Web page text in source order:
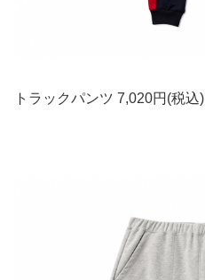
トラックパンツ 7,020円(税込)